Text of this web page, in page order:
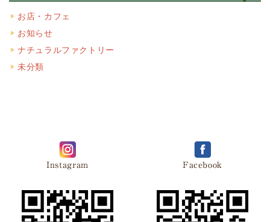
お店・カフェ
お知らせ
ナチュラルファクトリー
未分類
Instagram Facebook